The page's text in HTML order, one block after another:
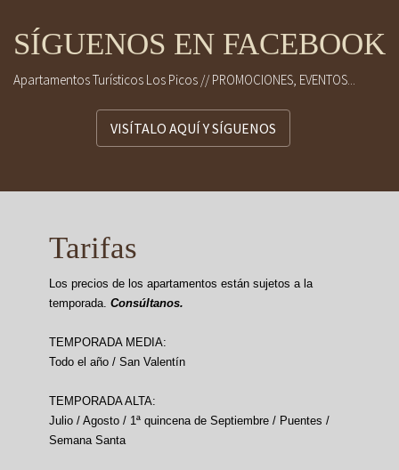
SÍGUENOS EN FACEBOOK
Apartamentos Turísticos Los Picos // PROMOCIONES, EVENTOS...
VISÍTALO AQUÍ Y SÍGUENOS
Tarifas
Los precios de los apartamentos están sujetos a la
temporada. Consúltanos.
TEMPORADA MEDIA:
Todo el año / San Valentín
TEMPORADA ALTA:
Julio / Agosto / 1ª quincena de Septiembre / Puentes /
Semana Santa